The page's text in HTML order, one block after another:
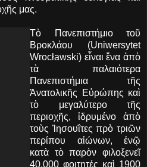
μας.
Τὸ Πανεπιστήμιο τοῦ
Βροκλάου (Uniwersytet
Wrocławski) εἶναι ἕνα ἀπὸ
τὰ παλαιότερα
Πανεπιστήμια τῆς
Ἀνατολικῆς Εὐρώπης καὶ
τὸ μεγαλύτερο τῆς
περιοχῆς, ἱδρυμένο ἀπὸ
τοὺς Ἰησουΐτες πρὸ τριῶν
περίπου αἰώνων, ἐνῷ
κατὰ τὸ παρὸν φιλοξενεῖ
40,000 φοιτητές καὶ 1900